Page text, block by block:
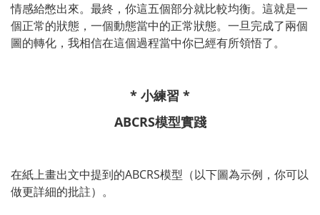
情感給憋出來。最終，你這五個部分就比較均衡。這就是一
個正常的狀態，一個動態當中的正常狀態。一旦完成了兩個
圖的轉化，我相信在這個過程當中你已經有所領悟了。
* 小練習 *
ABCRS模型實踐
在紙上畫出文中提到的ABCRS模型（以下圖為示例，你可以
做更詳細的批註）。